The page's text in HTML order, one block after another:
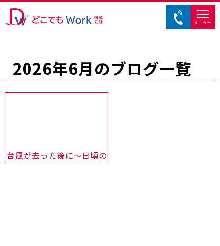
メニュー
2026年6月のブログ一覧
台風が去った後に～日頃の備えと心身のケアを～